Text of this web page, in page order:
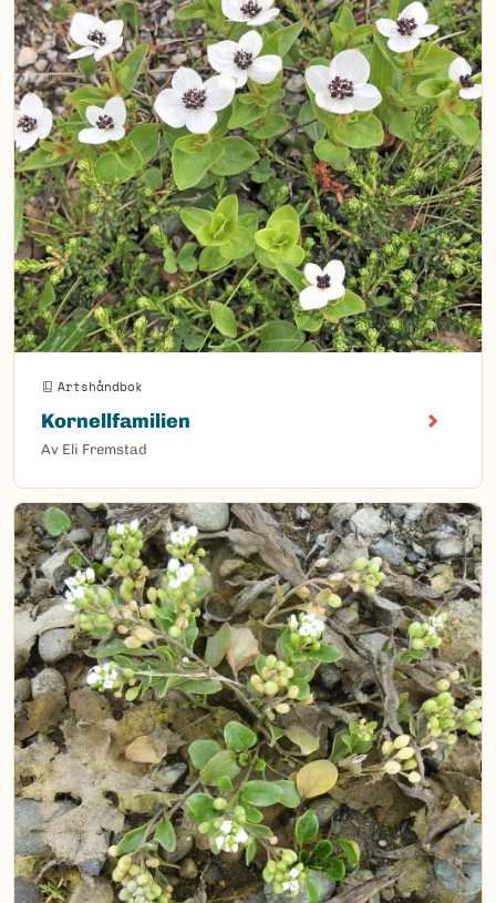
Artshåndbok
Kornellfamilien
Av Eli Fremstad